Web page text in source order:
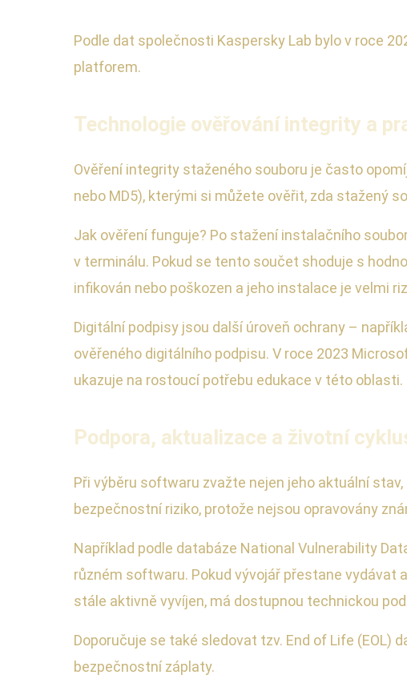
Podle dat společnosti Kaspersky Lab bylo v roce
platforem.
Technologie ověřování integrity a
Ověření integrity staženého souboru je často
nebo MD5), kterými si můžete ověřit, zda stažený
Jak ověření funguje? Po stažení instalačního
v terminálu. Pokud se tento součet shoduje s
infikován nebo poškozen a jeho instalace je velmi
Digitální podpisy jsou další úroveň ochrany –
ověřeného digitálního podpisu. V roce 2023
ukazuje na rostoucí potřebu edukace v této oblasti.
Podpora, aktualizace a životní
Při výběru softwaru zvažte nejen jeho aktuální
bezpečnostní riziko, protože nejsou opravovány
Například podle databáze National Vulnerability
různém softwaru. Pokud vývojář přestane vydávat
stále aktivně vyvíjen, má dostupnou technickou
Doporučuje se také sledovat tzv. End of Life (EOL)
bezpečnostní záplaty.